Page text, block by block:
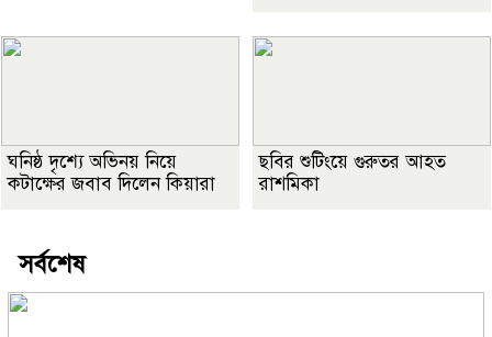
ঘনিষ্ঠ দৃশ্যে অভিনয় নিয়ে
কটাক্ষের জবাব দিলেন কিয়ারা
ছবির শুটিংয়ে গুরুতর আহত
রাশমিকা
সর্বশেষ